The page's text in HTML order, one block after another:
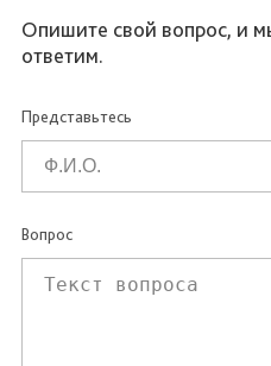
Опишите свой вопрос, и
ответим.
Представьтесь
Вопрос